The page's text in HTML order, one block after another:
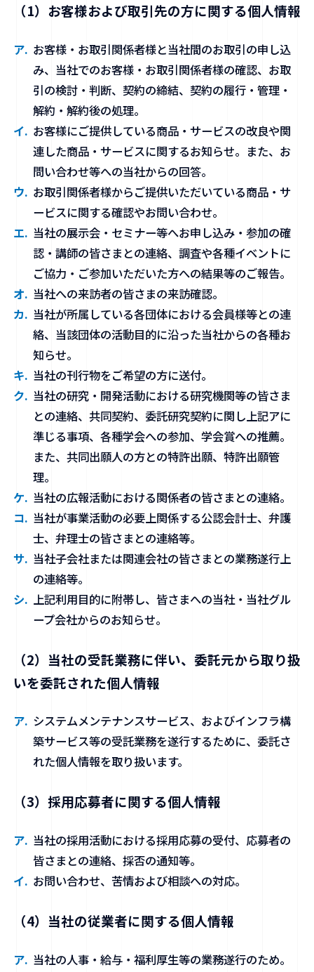
（1）お客様および取引先の方に関する個人情報
お客様・お取引関係者様と当社間のお取引の申し込
み、当社でのお客様・お取引関係者様の確認、お取
引の検討・判断、契約の締結、契約の履行・管理・
解約・解約後の処理。
お客様にご提供している商品・サービスの改良や関
連した商品・サービスに関するお知らせ。また、お
問い合わせ等への当社からの回答。
お取引関係者様からご提供いただいている商品・サ
ービスに関する確認やお問い合わせ。
当社の展示会・セミナー等へお申し込み・参加の確
認・講師の皆さまとの連絡、調査や各種イベントに
ご協力・ご参加いただいた方への結果等のご報告。
当社への来訪者の皆さまの来訪確認。
当社が所属している各団体における会員様等との連
絡、当該団体の活動目的に沿った当社からの各種お
知らせ。
当社の刊行物をご希望の方に送付。
当社の研究・開発活動における研究機関等の皆さま
との連絡、共同契約、委託研究契約に関し上記アに
準じる事項、各種学会への参加、学会賞への推薦。
また、共同出願人の方との特許出願、特許出願管
理。
当社の広報活動における関係者の皆さまとの連絡。
当社が事業活動の必要上関係する公認会計士、弁護
士、弁理士の皆さまとの連絡等。
当社子会社または関連会社の皆さまとの業務遂行上
の連絡等。
上記利用目的に附帯し、皆さまへの当社・当社グル
ープ会社からのお知らせ。
（2）当社の受託業務に伴い、委託元から取り扱
いを委託された個人情報
システムメンテナンスサービス、およびインフラ構
築サービス等の受託業務を遂行するために、委託さ
れた個人情報を取り扱います。
（3）採用応募者に関する個人情報
当社の採用活動における採用応募の受付、応募者の
皆さまとの連絡、採否の通知等。
お問い合わせ、苦情および相談への対応。
（4）当社の従業者に関する個人情報
当社の人事・給与・福利厚生等の業務遂行のため。